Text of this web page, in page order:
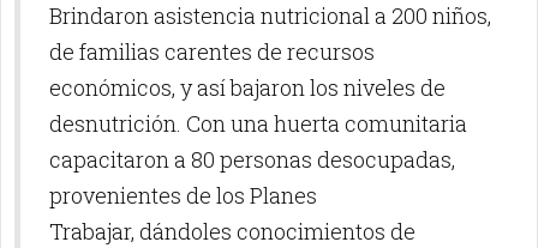
Brindaron asistencia nutricional a 200 niños,
de familias carentes de recursos
económicos, y así bajaron los niveles de
desnutrición. Con una huerta comunitaria
capacitaron a 80 personas desocupadas,
provenientes de los Planes
Trabajar, dándoles conocimientos de